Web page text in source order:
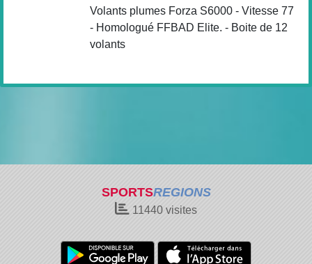
Volants plumes Forza S6000 - Vitesse 77
- Homologué FFBAD Elite. - Boite de 12
volants
SPORTSREGIONS
11440 visites